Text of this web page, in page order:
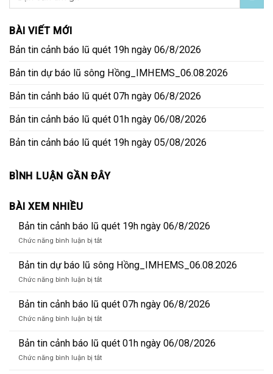
BÀI VIẾT MỚI
Bản tin cảnh báo lũ quét 19h ngày 06/8/2026
Bản tin dự báo lũ sông Hồng_IMHEMS_06.08.2026
Bản tin cảnh báo lũ quét 07h ngày 06/8/2026
Bản tin cảnh báo lũ quét 01h ngày 06/08/2026
Bản tin cảnh báo lũ quét 19h ngày 05/08/2026
BÌNH LUẬN GẦN ĐÂY
BÀI XEM NHIỀU
Bản tin cảnh báo lũ quét 19h ngày 06/8/2026
Chức năng bình luận bị tắtở
tin
cảnh
báo
quét
19h
06/8/2026
Bản tin dự báo lũ sông Hồng_IMHEMS_06.08.2026
Chức năng bình luận bị tắtở
tin
dự
báo
sông
Hồng_IMHEMS_06.08.2026
Bản tin cảnh báo lũ quét 07h ngày 06/8/2026
Chức năng bình luận bị tắtở
tin
cảnh
báo
Bản tin cảnh báo lũ quét 01h ngày 06/08/2026
Chức năng bình luận bị tắtở